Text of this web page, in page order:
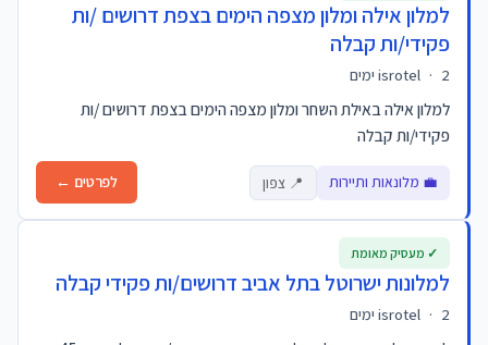
למלון אילה ומלון מצפה הימים בצפת דרושים /ות
פקידי/ות קבלה
isrotel · 2 ימים
למלון אילה באילת השחר ומלון מצפה הימים בצפת דרושים /ות
פקידי/ות קבלה
💼 מלונאות ותיירות 📍 צפון לפרטים ←
למלונות ישרוטל בתל אביב דרושים/ות פקידי קבלה
isrotel · 2 ימים
✓ מעסיק מאומת